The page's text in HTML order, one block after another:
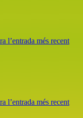
l’entrada més recent
l’entrada més recent